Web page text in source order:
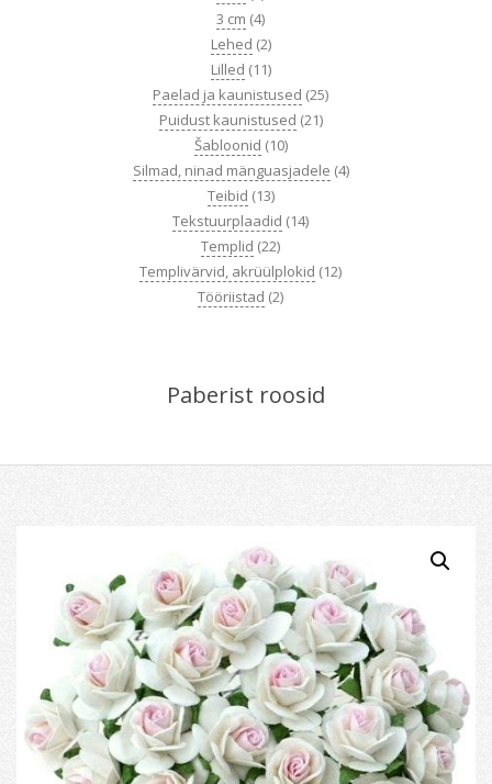
3 cm (4)
Lehed (2)
Lilled (11)
Paelad ja kaunistused (25)
Puidust kaunistused (21)
Šabloonid (10)
Silmad, ninad mänguasjadele (4)
Teibid (13)
Tekstuurplaadid (14)
Templid (22)
Templivärvid, akrüülplokid (12)
Tööriistad (2)
Paberist roosid